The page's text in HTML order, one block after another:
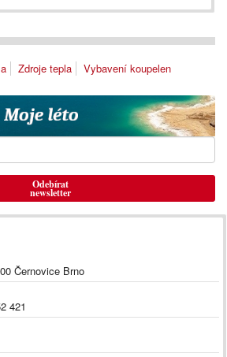
Zdroje tepla Vybavení koupelen
Odebírat
newsletter
Černovice Brno
421